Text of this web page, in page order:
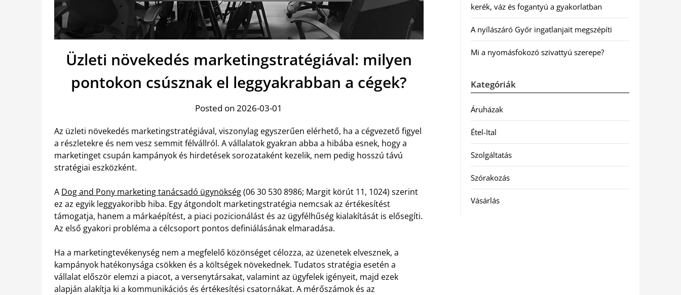
Üzleti növekedés marketingstratégiával: milyen
pontokon csúsznak el leggyakrabban a cégek?
Posted on 2026-03-01
Az üzleti növekedés marketingstratégiával, viszonylag egyszerűen elérhető, ha a cégvezető figyel
a részletekre és nem vesz semmit félvállról. A vállalatok gyakran abba a hibába esnek, hogy a
marketinget csupán kampányok és hirdetések sorozataként kezelik, nem pedig hosszú távú
stratégiai eszközként.
A Dog and Pony marketing tanácsadó ügynökség(06 30 530 8986; Margit körút 11, 1024) szerint
ez az egyik leggyakoribb hiba. Egy átgondolt marketingstratégia nemcsak az értékesítést
támogatja, hanem a márkaépítést, a piaci pozicionálást és az ügyfélhűség kialakítását is elősegíti.
Az első gyakori probléma a célcsoport pontos definiálásának elmaradása.
Ha a marketingtevékenység nem a megfelelő közönséget célozza, az üzenetek elvesznek, a
kampányok hatékonysága csökken és a költségek növekednek. Tudatos stratégia esetén a
vállalat először elemzi a piacot, a versenytársakat, valamint az ügyfelek igényeit, majd ezek
alapján alakítja ki a kommunikációs és értékesítési csatornákat. A mérőszámok és az
kerék, váz és fogantyú a gyakorlatban
A nyílászáró Győr ingatlanjait megszépíti
Mi a nyomásfokozó szivattyú szerepe?
Kategóriák
Áruházak
Étel-Ital
Szolgáltatás
Szórakozás
Vásárlás